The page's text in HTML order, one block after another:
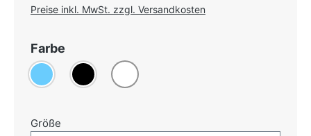
Preise inkl. MwSt. zzgl. Versandkosten
Farbe
Hellblau
(Diese Option ist zurzeit nicht verfügbar.)
Schwarz Weiß
Größe